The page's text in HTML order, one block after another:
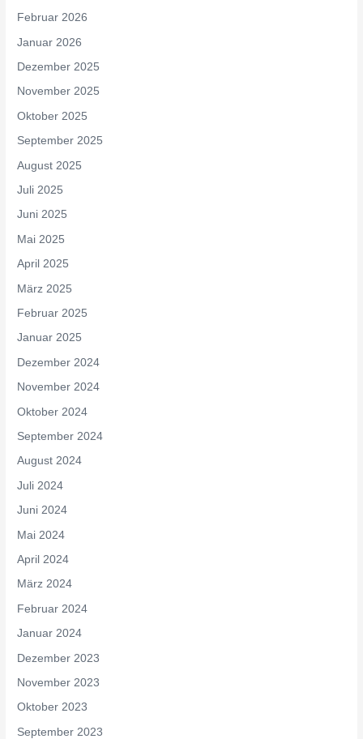
Februar 2026
Januar 2026
Dezember 2025
November 2025
Oktober 2025
September 2025
August 2025
Juli 2025
Juni 2025
Mai 2025
April 2025
März 2025
Februar 2025
Januar 2025
Dezember 2024
November 2024
Oktober 2024
September 2024
August 2024
Juli 2024
Juni 2024
Mai 2024
April 2024
März 2024
Februar 2024
Januar 2024
Dezember 2023
November 2023
Oktober 2023
September 2023